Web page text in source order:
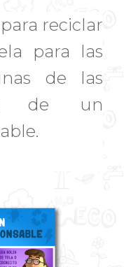
reciclar
para las
de las
de un